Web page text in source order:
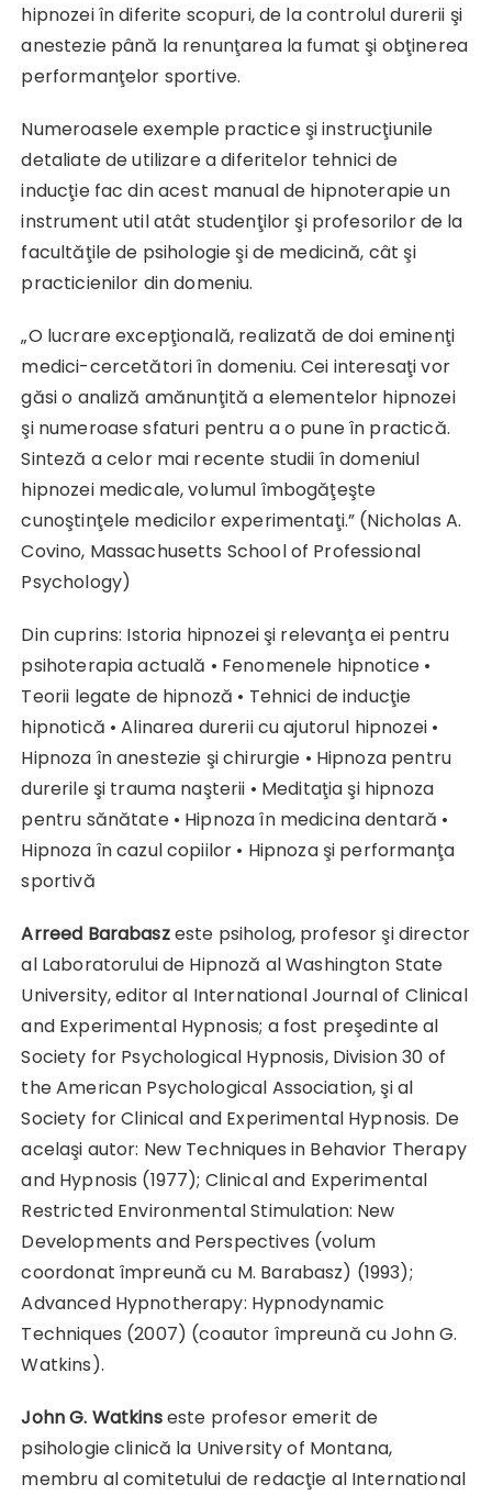
hipnozei în diferite scopuri, de la controlul durerii şi
anestezie până la renunţarea la fumat şi obţinerea
performanţelor sportive.
Numeroasele exemple practice şi instrucţiunile
detaliate de utilizare a diferitelor tehnici de
inducţie fac din acest manual de hipnoterapie un
instrument util atât studenţilor şi profesorilor de la
facultăţile de psihologie şi de medicină, cât şi
practicienilor din domeniu.
„O lucrare excepţională, realizată de doi eminenţi
medici-cercetători în domeniu. Cei interesaţi vor
găsi o analiză amănunţită a elementelor hipnozei
şi numeroase sfaturi pentru a o pune în practică.
Sinteză a celor mai recente studii în domeniul
hipnozei medicale, volumul îmbogăţeşte
cunoştinţele medicilor experimentaţi.” (Nicholas A.
Covino, Massachusetts School of Professional
Psychology)
Din cuprins: Istoria hipnozei şi relevanţa ei pentru
psihoterapia actuală • Fenomenele hipnotice •
Teorii legate de hipnoză • Tehnici de inducţie
hipnotică • Alinarea durerii cu ajutorul hipnozei •
Hipnoza în anestezie şi chirurgie • Hipnoza pentru
durerile şi trauma naşterii • Meditaţia şi hipnoza
pentru sănătate • Hipnoza în medicina dentară •
Hipnoza în cazul copiilor • Hipnoza şi performanţa
sportivă
Arreed Barabaszeste psiholog, profesor şi director
al Laboratorului de Hipnoză al Washington State
University, editor al International Journal of Clinical
and Experimental Hypnosis; a fost preşedinte al
Society for Psychological Hypnosis, Division 30 of
the American Psychological Association, şi al
Society for Clinical and Experimental Hypnosis. De
acelaşi autor: New Techniques in Behavior Therapy
and Hypnosis (1977); Clinical and Experimental
Restricted Environmental Stimulation: New
Developments and Perspectives (volum
coordonat împreună cu M. Barabasz) (1993);
Advanced Hypnotherapy: Hypno­dynamic
Techniques (2007) (coautor împreună cu John G.
Watkins).
John G. Watkinseste profesor emerit de
psihologie clinică la University of Montana,
membru al comitetului de redacţie al International